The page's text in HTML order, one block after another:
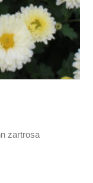
zartrosa